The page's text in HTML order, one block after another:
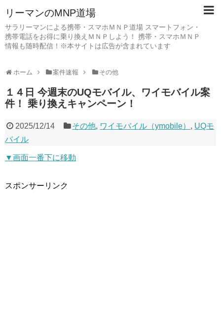
リーマンのMNP道場
サラリーマンによる携帯・スマホＭＮＰ道場 スマートフォン・
携帯電話をお得に乗り換えＭＮＰしよう！ 携帯・スマホＭＮＰ
情報も随時配信！※本サイトは広告が含まれています
ホーム 案件速報 その他
１４日 今週末のUQモバイル、ワイモバイル案
件！ 乗り換えキャンペーン！
2025/12/14 その他, ワイモバイル（ymobile） , UQモ
バイル
▼画面一番下に移動
スポンサーリンク